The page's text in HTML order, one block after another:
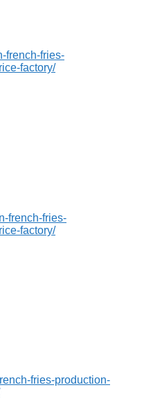
french-fries-
factory/
french-fries-
factory/
fries-production-